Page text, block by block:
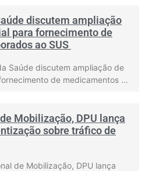
discutem ampliação
para fornecimento de
ao SUS
Saúde discutem ampliação de
de medicamentos …
Mobilização, DPU lança
sobre tráfico de
de Mobilização, DPU lança